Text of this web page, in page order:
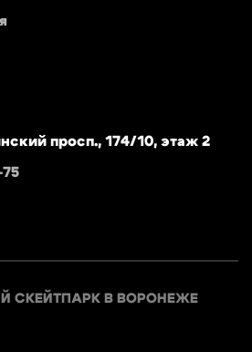
просп., 174/10, этаж 2
СКЕЙТПАРК В ВОРОНЕЖЕ